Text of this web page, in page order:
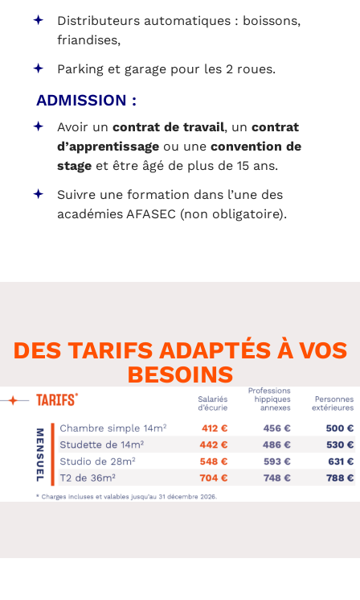
Distributeurs automatiques : boissons,
friandises,
Parking et garage pour les 2 roues.
ADMISSION :
Avoir un contrat de travail, un contrat
d’apprentissageou une convention de
stageet être âgé de plus de 15 ans.
Suivre une formation dans l’une des
académies AFASEC (non obligatoire).
DES TARIFS ADAPTÉS À VOS
BESOINS